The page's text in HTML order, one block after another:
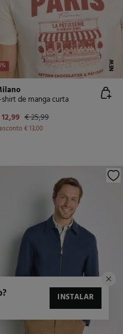
NEW
shirt de manga curta
€ 25,99
€ 13,00
INSTALAR